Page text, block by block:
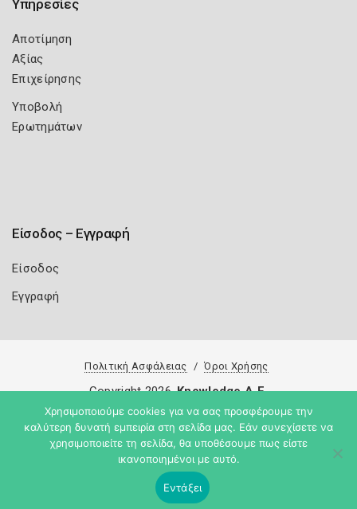
Υπηρεσίες
Αποτίμηση
Αξίας
Επιχείρησης
Υποβολή
Ερωτημάτων
Είσοδος – Εγγραφή
Είσοδος
Εγγραφή
Πολιτική Ασφάλειας Όροι Χρήσης
Copyright 2026 Knowledge A.E.
Χρησιμοποιούμε cookies για να σας προσφέρουμε την
καλύτερη δυνατή εμπειρία στη σελίδα μας. Εάν συνεχίσετε να
χρησιμοποιείτε τη σελίδα, θα υποθέσουμε πως είστε
ικανοποιημένοι με αυτό.
Εντάξει